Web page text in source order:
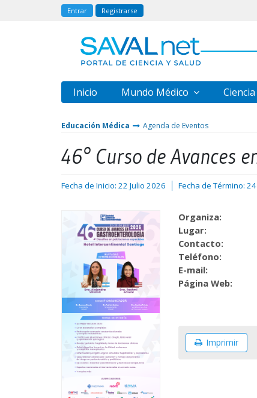
Entrar Registrarse
Inicio Mundo Médico
Educación Médica Agenda de Eventos
46° Curso de Avances
Fecha de Inicio: 22 Julio 2026 Fecha de Término:
Organiza:
Lugar:
Contacto:
Teléfono:
E-mail:
Página Web:
Imprimir